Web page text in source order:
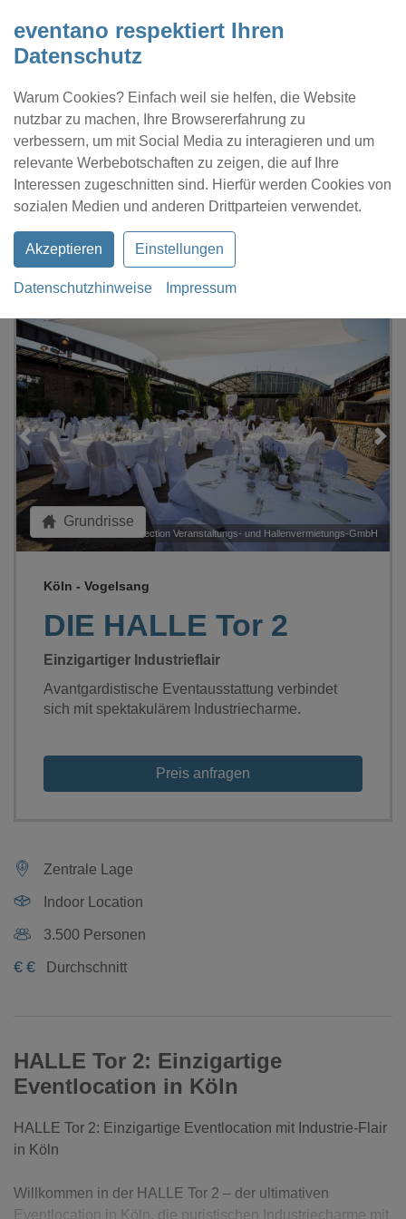
eventano respektiert Ihren
Datenschutz
Warum Cookies? Einfach weil sie helfen, die Website
nutzbar zu machen, Ihre Browsererfahrung zu
verbessern, um mit Social Media zu interagieren und um
relevante Werbebotschaften zu zeigen, die auf Ihre
Interessen zugeschnitten sind. Hierfür werden Cookies von
sozialen Medien und anderen Drittparteien verwendet.
Akzeptieren Einstellungen
Datenschutzhinweise Impressum
Kontakt Location eintragen Profil
Hochzeit
Köln Connection Veranstaltungs- und Hallenvermietungs-GmbH
Grundrisse
DIE HALLE Tor 2
Köln - Vogelsang
Einzigartiger Industrieflair
Avantgardistische Eventausstattung verbindet
sich mit spektakulärem Industriecharme.
Preis anfragen
Zentrale Lage
Indoor Location
3.500 Personen
€ € Durchschnitt
HALLE Tor 2: Einzigartige
Eventlocation in Köln
HALLE Tor 2: Einzigartige Eventlocation mit Industrie-Flair
in Köln
Willkommen in der HALLE Tor 2 – der ultimativen
Eventlocation in Köln, die puristischen Industriecharme mit